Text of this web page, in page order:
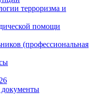
терроризма и
помощи
(профессиональная